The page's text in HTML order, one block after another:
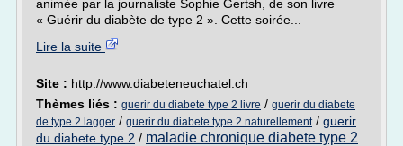
animée par la journaliste Sophie Gertsh, de son livre
« Guérir du diabète de type 2 ». Cette soirée...
Lire la suite
Site : http://www.diabeteneuchatel.ch
Thèmes liés : guerir du diabete type 2 livre / guerir du diabete
de type 2 lagger / guerir du diabete type 2 naturellement/ guerir
du diabete type 2 / maladie chronique diabete type 2